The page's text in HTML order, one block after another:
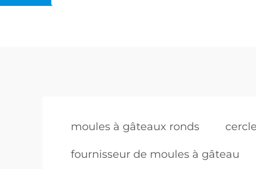
moules à gâteaux ronds
fournisseur de moules à gâteau